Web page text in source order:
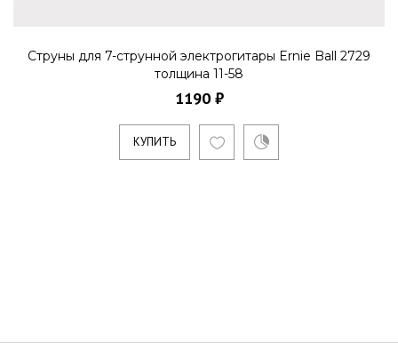
Струны для 7-струнной электрогитары Ernie Ball 2729
толщина 11-58
1190 ₽
КУПИТЬ